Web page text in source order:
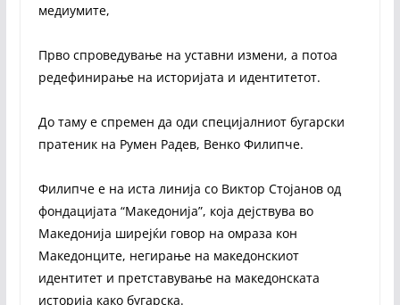
медиумите,
Прво спроведување на уставни измени, а потоа
редефинирање на историјата и идентитетот.
До таму е спремен да оди специјалниот бугарски
пратеник на Румен Радев, Венко Филипче.
Филипче е на иста линија со Виктор Стојанов од
фондацијата “Македонија”, која дејствува во
Македонија ширејќи говор на омраза кон
Македонците, негирање на македонскиот
идентитет и претставување на македонската
историја како бугарска.